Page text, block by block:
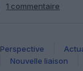
et Lusaka seront
La compagnie
1 commentaire
Perspective
Nouvelle liaison